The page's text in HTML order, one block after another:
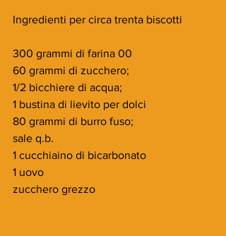
Ingredienti per circa trenta biscotti
300 grammi di farina 00
60 grammi di zucchero;
1/2 bicchiere di acqua;
1 bustina di lievito per dolci
80 grammi di burro fuso;
sale q.b.
1 cucchiaino di bicarbonato
1 uovo
zucchero grezzo